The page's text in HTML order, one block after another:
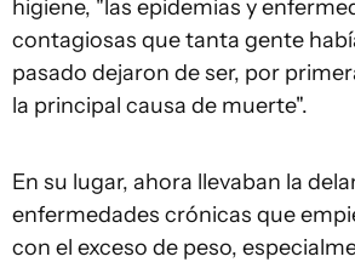
higiene, "las epidemias y
contagiosas que tanta gente
pasado dejaron de ser, por
la principal causa de muerte".
En su lugar, ahora llevaban la
enfermedades crónicas que
con el exceso de peso,